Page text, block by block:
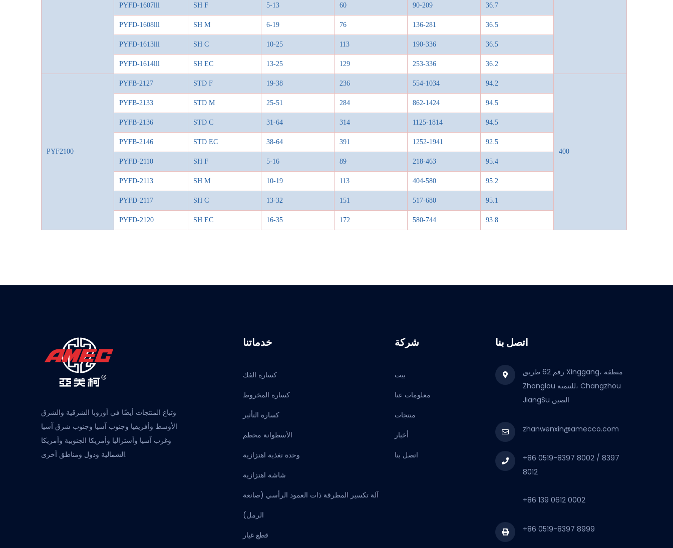
PYFD-1607lll SH F 5-13 60 90-209 36.7
PYFD-1608lll SH M 6-19 76 136-281 36.5
PYFD-1613lll SH C 10-25 113 190-336 36.5
PYFD-1614lll SH EC 13-25 129 253-336 36.2
PYF2100
PYFB-2127 STD F 19-38 236 554-1034 94.2
400
PYFB-2133 STD M 25-51 284 862-1424 94.5
PYFB-2136 STD C 31-64 314 1125-1814 94.5
PYFB-2146 STD EC 38-64 391 1252-1941 92.5
PYFD-2110 SH F 5-16 89 218-463 95.4
PYFD-2113 SH M 10-19 113 404-580 95.2
PYFD-2117 SH C 13-32 151 517-680 95.1
PYFD-2120 SH EC 16-35 172 580-744 93.8
وتباع المنتجات أيضًا في أوروبا الشرقية والشرق
الأوسط وأفريقيا وجنوب آسيا وجنوب شرق آسيا
وغرب آسيا وأستراليا وأمريكا الجنوبية وأمريكا
الشمالية ودول ومناطق أخرى.
خدماتنا
كسارة الفك
كسارة المخروط
كسارة التأثير
الأسطوانة محطم
وحدة تغذية اهتزازية
شاشة اهتزازية
آلة تكسير المطرقة ذات العمود الرأسي (صانعة
الرمل)
قطع غيار
شركة
بيت
معلومات عنا
منتجات
أخبار
اتصل بنا
اتصل بنا
رقم 62 طريق Xinggang، منطقة
Zhonglou للتنمية، Changzhou
JiangSu الصين
zhanwenxin@amecco.com
+86 0519-8397 8002 / 8397
8012
+86 139 0612 0002
+86 0519-8397 8999